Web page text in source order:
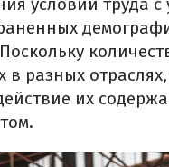
в разных
их